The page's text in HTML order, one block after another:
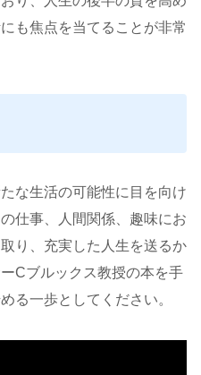
も焦点を当てることが非常
な生活の可能性に目を向け
仕事、人間関係、趣味にお
り、充実した人生を送るか
Cブルックス教授の本を手
る一歩としてください。